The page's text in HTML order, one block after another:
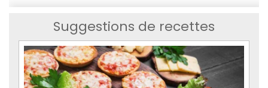
Suggestions de recettes